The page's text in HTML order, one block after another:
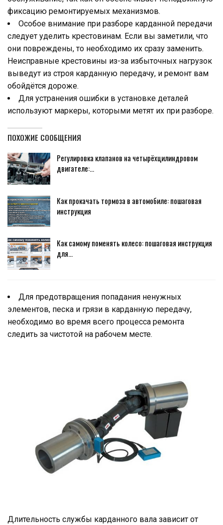
фиксацию ремонтируемых механизмов.
Особое внимание при разборе карданной передачи
следует уделить крестовинам. Если вы заметили, что
они повреждены, то необходимо их сразу заменить.
Неисправные крестовины из-за избыточных нагрузок
выведут из строя карданную передачу, и ремонт вам
обойдётся дороже.
Для устранения ошибки в установке деталей
используют маркеры, которыми метят их при разборе.
ПОХОЖИЕ СООБЩЕНИЯ
Регулировка клапанов на четырёхцилиндровом
двигателе:…
Как прокачать тормоза в автомобиле: пошаговая
инструкция
Как самому поменять колесо: пошаговая инструкция
для…
Для предотвращения попадания ненужных
элементов, песка и грязи в карданную передачу,
необходимо во время всего процесса ремонта
следить за чистотой на рабочем месте.
Длительность службы карданного вала зависит от